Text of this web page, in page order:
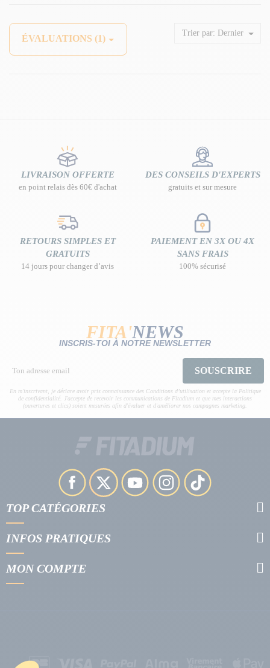
ÉVALUATIONS (1)
Trier par: Dernier
LIVRAISON OFFERTE
en point relais dès 60€ d'achat
DES CONSEILS D'EXPERTS
gratuits et sur mesure
RETOURS SIMPLES ET
GRATUITS
14 jours pour changer d’avis
PAIEMENT EN 3X OU 4X
SANS FRAIS
100% sécurisé
FITA'NEWS
INSCRIS-TOI À NOTRE NEWSLETTER
SOUSCRIRE
En m'inscrivant, je déclare avoir pris connaissance des Conditions d’utilisation et accepte la Politique
de confidentialité. J'accepte de recevoir les communications de Fitadium et que mes interactions
(ouvertures et clics) soient mesurées afin d'évaluer et d'améliorer nos campagnes marketing.
TOP CATÉGORIES
INFOS PRATIQUES
MON COMPTE